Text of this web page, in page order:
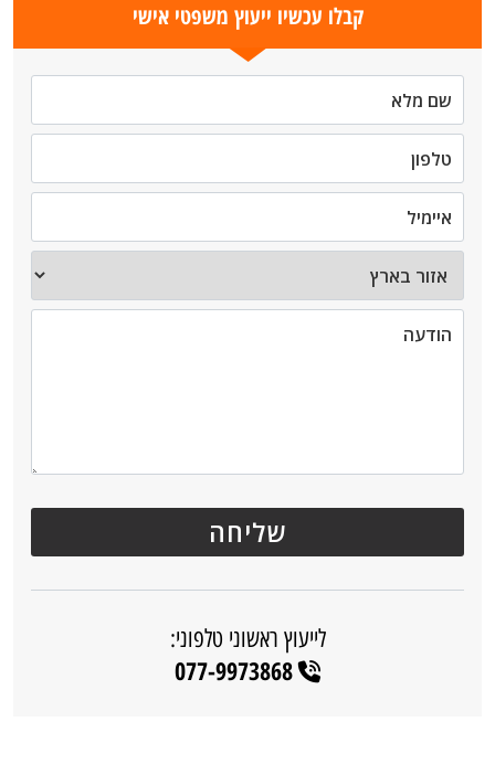
קבלו עכשיו ייעוץ משפטי אישי
לייעוץ ראשוני טלפוני:
077-9973868